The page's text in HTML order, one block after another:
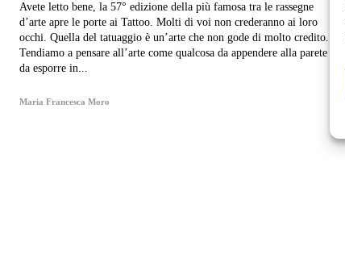
Avete letto bene, la 57° edizione della più famosa tra le rassegne
d’arte apre le porte ai Tattoo. Molti di voi non crederanno ai loro
occhi. Quella del tatuaggio è un’arte che non gode di molto credito.
Tendiamo a pensare all’arte come qualcosa da appendere alla parete o
da esporre in...
Maria Francesca Moro